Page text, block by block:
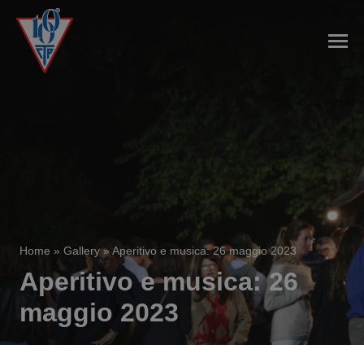
Home » Gallery»Aperitivo e musica: 26 maggio 2023
Aperitivo e musica: 26
maggio 2023